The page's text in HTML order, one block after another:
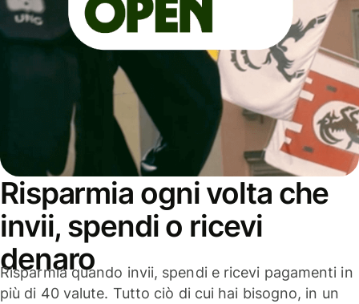
Risparmia ogni volta che
invii, spendi o ricevi
denaro
Risparmia quando invii, spendi e ricevi pagamenti in
più di 40 valute. Tutto ciò di cui hai bisogno, in un